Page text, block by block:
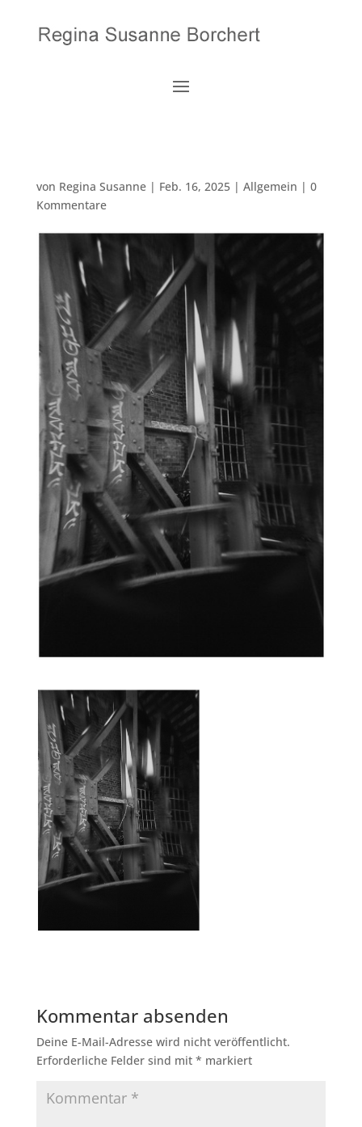
von Regina Susanne| Feb. 16, 2025| Allgemein | 0
Kommentare
Kommentar absenden
Deine E-Mail-Adresse wird nicht veröffentlicht.
Erforderliche Felder sind mit * markiert